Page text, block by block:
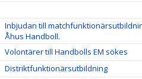
Inbjudan till
Åhus Handboll.
Volontärer till Handbolls EM sökes
Distriktfunktionärsutbildning